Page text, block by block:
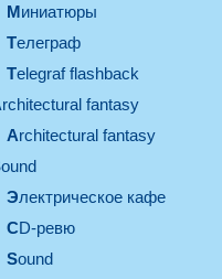
миниатюры
телеграф
Telegraf flashback
architectural fantasy
architectural fantasy
sound
электрическое кафе
CD-ревю
sound